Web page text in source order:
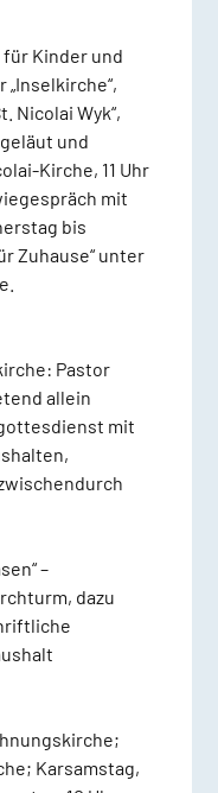
für Kinder und
Nicolai Wyk“,
und
Kirche, 11 Uhr
mit
bis
Zuhause“ unter
Pastor
allein
mit
–
dazu
Karsamstag,